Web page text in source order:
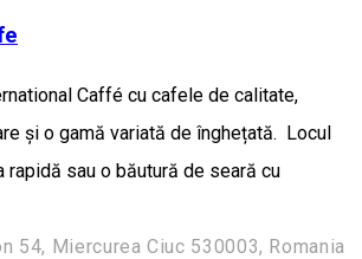
Caffé cu cafele de calitate,
și o gamă variată de înghețată. Locul
rapidă sau o băutură de seară cu
54, Miercurea Ciuc 530003, Romania